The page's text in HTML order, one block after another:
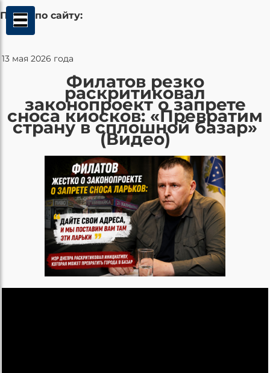
Поиск по сайту:
13 мая 2026 года
Филатов резко
раскритиковал
законопроект о запрете
сноса киосков: «Превратим
страну в сплошной базар»
(Видео)